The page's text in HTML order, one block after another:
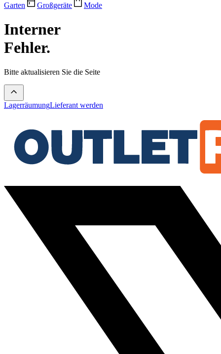
Garten
Großgeräte Mode
Interner
Fehler.
Bitte aktualisieren Sie die Seite
LagerräumungLieferant werden